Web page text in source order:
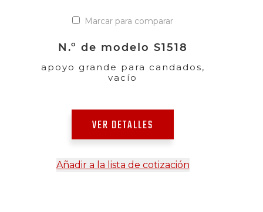
Marcar para comparar
N.º de modelo S1518
apoyo grande para candados,
vacío
VER DETALLES
Añadir a la lista de cotización